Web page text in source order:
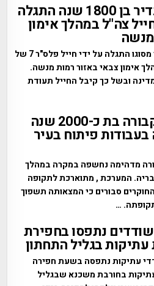
מטבע נדיר בן 1800 שנה התגלה
צה"ל במהלך אימון
מטבע נדיר מסוגו התגלה על ידי חייל פלס"ר 7 של
אימון צבאי באזור רמות מנשה.
ובשל כך קיבל החייל תעודת
מערת קבורה בת כ-2000 שנה
פיתוח בעיר
מדהימה נחשפה במקרה במהלך
המערכת , מתוארכת לתקופה
כ-2000 שנה). החוקרים סבורים כי המצאותה תשפוך
…
שודדים נתפסו בחפירת
עתיקות בגליל התחתון
עתיקות נתפסה בשעת חפירה
בחורבת משכנא שבגליל